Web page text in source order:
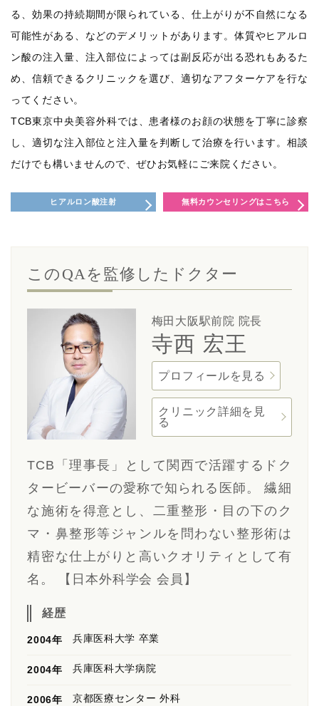
る、効果の持続期間が限られている、仕上がりが不自然になる
可能性がある、などのデメリットがあります。体質やヒアルロ
ン酸の注入量、注入部位によっては副反応が出る恐れもあるた
め、信頼できるクリニックを選び、適切なアフターケアを行な
ってください。
TCB東京中央美容外科では、患者様のお顔の状態を丁寧に診察
し、適切な注入部位と注入量を判断して治療を行います。相談
だけでも構いませんので、ぜひお気軽にご来院ください。
ヒアルロン酸注射 無料カウンセリングはこちら
このQAを監修したドクター
梅田大阪駅前院 院長
寺西 宏王
プロフィールを見る
クリニック詳細を見
る
TCB「理事長」として関西で活躍するドク
タービーバーの愛称で知られる医師。 繊細
な施術を得意とし、二重整形・目の下のク
マ・鼻整形等ジャンルを問わない整形術は
精密な仕上がりと高いクオリティとして有
名。 【日本外科学会 会員】
経歴
2004年 兵庫医科大学 卒業
2004年 兵庫医科大学病院
2006年 京都医療センター 外科